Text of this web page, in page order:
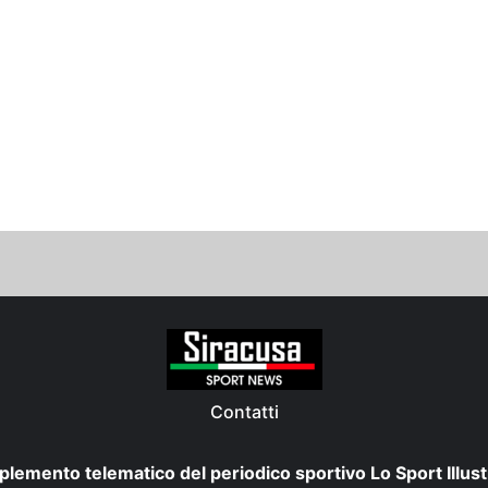
Contatti
telematico del periodico sportivo Lo Sport